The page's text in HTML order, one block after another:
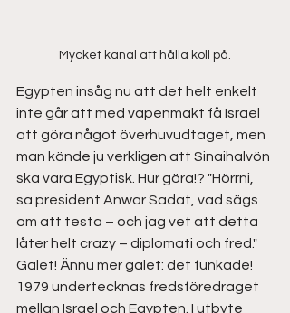
Mycket kanal att hålla koll på.
Egypten insåg nu att det helt enkelt
inte går att med vapenmakt få Israel
att göra något överhuvudtaget, men
man kände ju verkligen att Sinaihalvön
ska vara Egyptisk. Hur göra!? "Hörrni,
sa president Anwar Sadat, vad sägs
om att testa – och jag vet att detta
låter helt crazy – diplomati och fred."
Galet! Ännu mer galet: det funkade!
1979 undertecknas fredsföredraget
mellan Israel och Egypten. I utbyte